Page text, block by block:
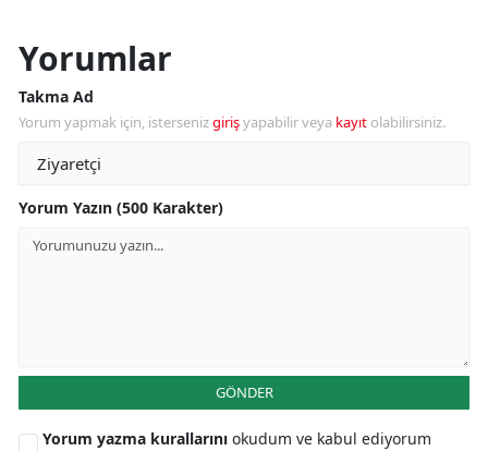
Yorumlar
Takma Ad
Yorum yapmak için, istersenizgirişyapabilir veya kayıt olabilirsiniz.
Yorum Yazın (500 Karakter)
GÖNDER
Yorum yazma kurallarını okudum ve kabul ediyorum